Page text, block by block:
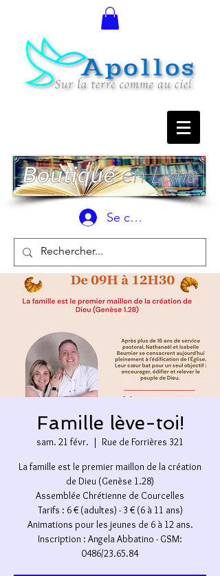
Se connecter
Famille lève-toi!
sam. 21 févr.
  |
Rue de Forrières 321
La famille est le premier maillon de la création
de Dieu (Genèse 1.28)
Assemblée Chrétienne de Courcelles
Tarifs : 6 € (adultes) - 3 € (6 à 11 ans)
Animations pour les jeunes de 6 à 12 ans.
Inscription : Angela Abbatino - GSM:
0486/23.65.84